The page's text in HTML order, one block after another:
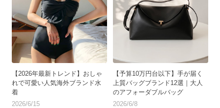
【2026年最新トレンド】おしゃ
れで可愛い人気海外ブランド水
着
2026/6/15
【予算10万円台以下】手が届く
上質バッグブランド12選｜大人
のアフォーダブルバッグ
2026/6/8